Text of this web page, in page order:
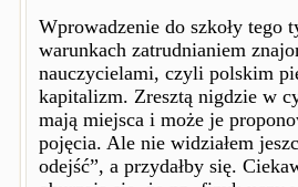
Wprowadzenie do szkoły tego
warunkach zatrudnianiem
nauczycielami, czyli polskim
kapitalizm. Zresztą nigdzie w
mają miejsca i może je
pojęcia. Ale nie widziałem
odejść”, a przydałby się.